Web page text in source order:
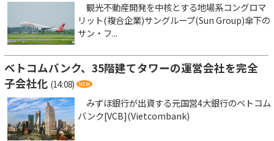
観光不動産開発を中核とする地場系コングロマ
リット(複合企業)サングループ(Sun Group)傘下の
サン・フ...
ベトコムバンク、35階建てタワーの運営会社を完全
子会社化 (14:08)
みずほ銀行が出資する元国営4大銀行のベトコム
バンク[VCB](Vietcombank)